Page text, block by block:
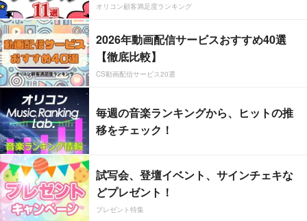
オリコン顧客満足度ランキング
2026年動画配信サービスおすすめ40選
【徹底比較】
CS動画配信サービス20選
毎週の音楽ランキングから、ヒットの推
移をチェック！
試写会、登壇イベント、サインチェキな
どプレゼント！
プレゼント特集